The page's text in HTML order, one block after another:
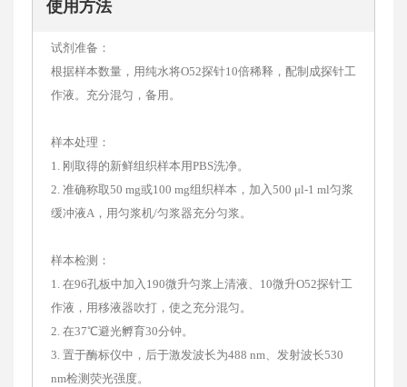
使用方法
试剂准备：
根据样本数量，用纯水将O52探针10倍稀释，配制成探针工
作液。充分混匀，备用。
样本处理：
1. 刚取得的新鲜组织样本用PBS洗净。
2. 准确称取50 mg或100 mg组织样本，加入500 μl-1 ml匀浆
缓冲液A，用匀浆机/匀浆器充分匀浆。
样本检测：
1. 在96孔板中加入190微升匀浆上清液、10微升O52探针工
作液，用移液器吹打，使之充分混匀。
2. 在37℃避光孵育30分钟。
3. 置于酶标仪中，后于激发波长为488 nm、发射波长530
nm检测荧光强度。